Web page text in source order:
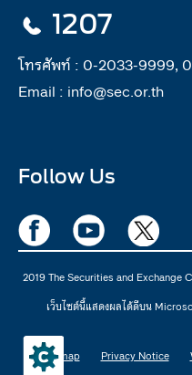
1207
โทรศัพท์ : 0-2033-9999,
Email : info@sec.or.th
Follow Us
2019 The Securities and Exchange
เว็บไซต์นี้แสดงผลได้ดีบน
Sitemap Privacy Notice